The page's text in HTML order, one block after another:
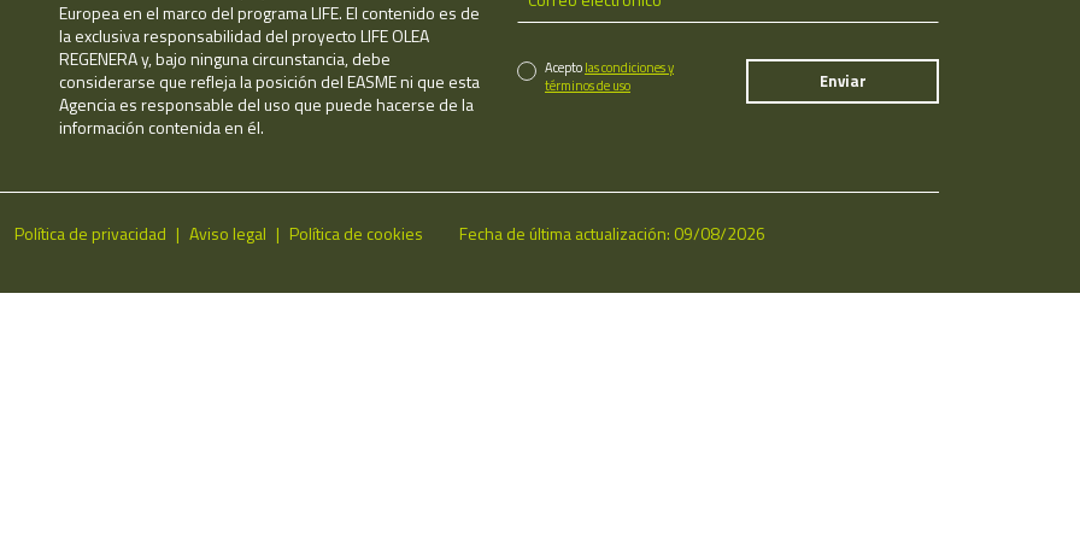
Europea en el marco del programa LIFE. El contenido es de
la exclusiva responsabilidad del proyecto LIFE OLEA
REGENERA y, bajo ninguna circunstancia, debe
considerarse que refleja la posición del EASME ni que esta
Agencia es responsable del uso que puede hacerse de la
información contenida en él.
Aceptolas condiciones y
términos de uso
Política de privacidad Aviso legal Política de cookies Fecha de última actualización: 09/08/2026